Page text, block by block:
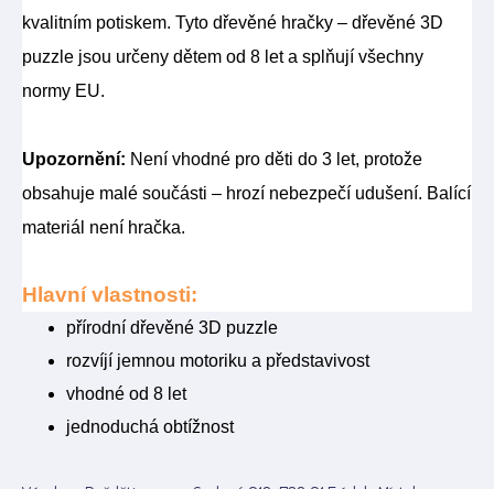
kvalitním potiskem. Tyto dřevěné hračky – dřevěné 3D
puzzle jsou určeny dětem od 8 let a splňují všechny
normy EU.
Upozornění: Není vhodné pro děti do 3 let, protože
obsahuje malé součásti – hrozí nebezpečí udušení. Balící
materiál není hračka.
Hlavní vlastnosti:
přírodní dřevěné 3D puzzle
rozvíjí jemnou motoriku a představivost
vhodné od 8 let
jednoduchá obtížnost